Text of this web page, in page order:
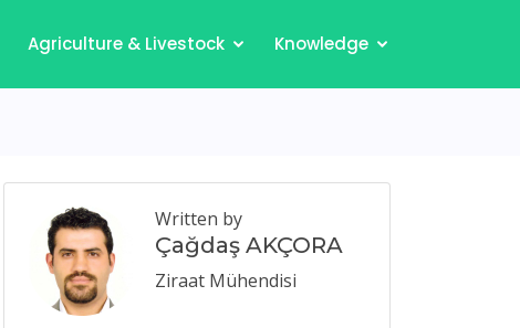
Agriculture & Livestock Knowledge
Written by
Çağdaş AKÇORA
Ziraat Mühendisi